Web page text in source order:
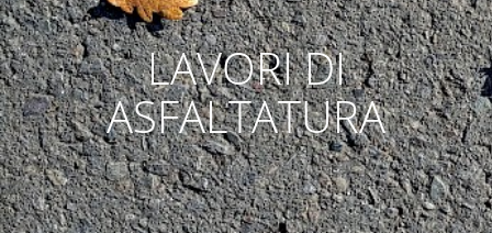
LAVORI DI
ASFALTATURA